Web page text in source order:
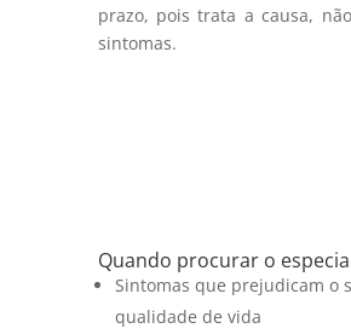
prazo, pois trata a causa,
sintomas.
Quando procurar o
Sintomas que prejudicam o
qualidade de vida